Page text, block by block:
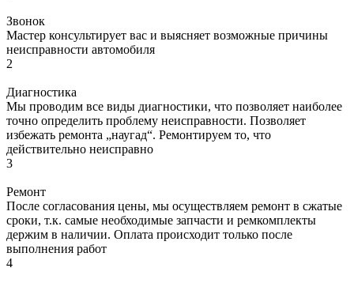
Звонок
Мастер консультирует вас и выясняет возможные причины
неисправности автомобиля
2
Диагностика
Мы проводим все виды диагностики, что позволяет наиболее
точно определить проблему неисправности. Позволяет
избежать ремонта „наугад“. Ремонтируем то, что
действительно неисправно
3
Ремонт
После согласования цены, мы осуществляем ремонт в сжатые
сроки, т.к. самые необходимые запчасти и ремкомплекты
держим в наличии. Оплата происходит только после
выполнения работ
4